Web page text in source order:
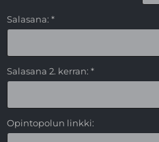
Salasana: *
Salasana 2. kerran: *
Opintopolun linkki: